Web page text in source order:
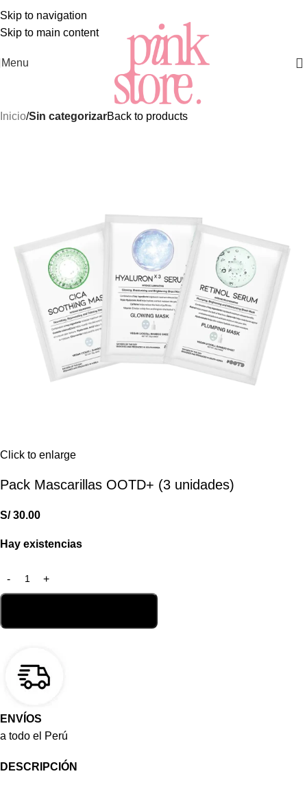
Skip to navigation
Skip to main content
MEJORES Y MÁS EXCLUSIVOS PRODUCTOS DE
Menu
Inicio Sin categorizarBack to products
Click to enlarge
Pack Mascarillas OOTD+ (3 unidades)
S/30.00
Hay existencias
ENVÍOS
a todo el Perú
DESCRIPCIÓN